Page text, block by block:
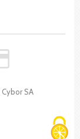
Cybor SA